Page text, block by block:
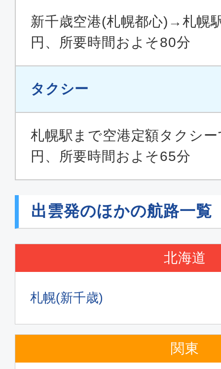
新千歳空港(札幌都心)→札幌
円、所要時間およそ80分
タクシー
札幌駅まで空港定額タクシ
円、所要時間およそ65分
出雲発のほかの航路一覧
北海道
札幌(新千歳)
関東